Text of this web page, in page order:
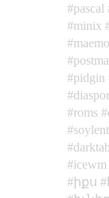
pascal
minix
pidgin
roms
soylent
icewm
իքս